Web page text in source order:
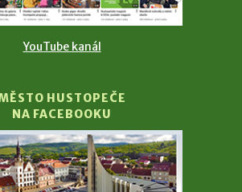
YouTube kanál
HUSTOPEČE
NA FACEBOOKU